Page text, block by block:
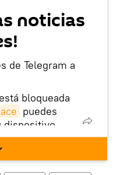
noticias
de Telegram a
bloqueada
puedes
dispositivo